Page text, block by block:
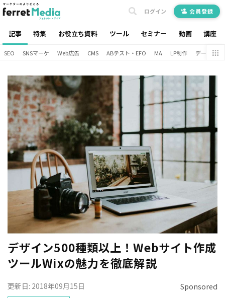
記事 特集 お役立ち資料 ツール セミナー 動画 講座
ログイン 会員登録
SEO SNSマーケ Web広告 CMS ABテスト・EFO MA LP制作 データ分析
デザイン500種類以上！Webサイト作成
ツールWixの魅力を徹底解説
Sponsored
更新日: 2018年09月15日